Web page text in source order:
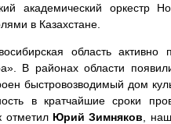
академический оркестр
в Казахстане.
область активно
В районах области
быстровозводимый дом
в кратчайшие сроки
отметил Юрий Зимняков ,